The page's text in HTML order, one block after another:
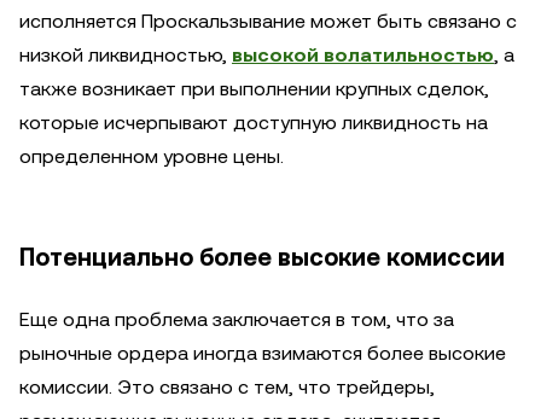
исполняется Проскальзывание может быть связано с
низкой ликвидностью, высокой волатильностью, а
также возникает при выполнении крупных сделок,
которые исчерпывают доступную ликвидность на
определенном уровне цены.
Потенциально более высокие комиссии
Еще одна проблема заключается в том, что за
рыночные ордера иногда взимаются более высокие
комиссии. Это связано с тем, что трейдеры,